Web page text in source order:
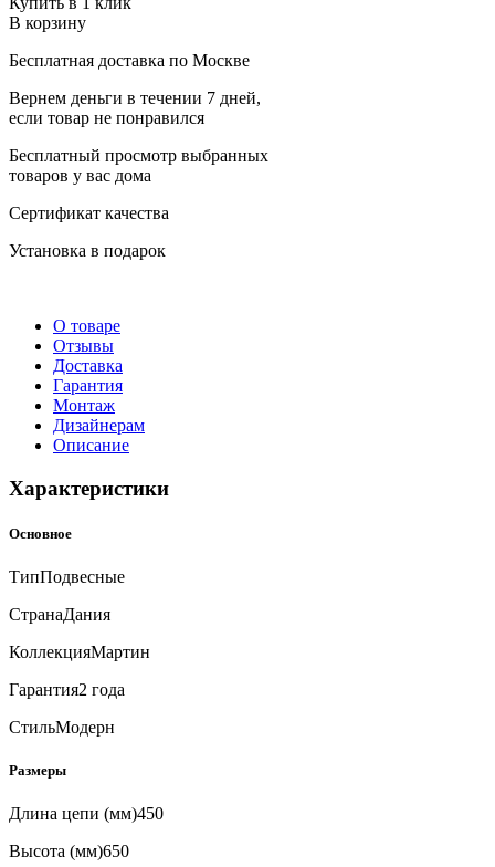
В корзину
Бесплатная доставка по Москве
Вернем деньги в течении 7 дней,
если товар не понравился
Бесплатный просмотр выбранных
товаров у вас дома
Сертификат качества
Установка в подарок
О товаре
Отзывы
Доставка
Гарантия
Монтаж
Дизайнерам
Описание
Характеристики
Основное
ТипПодвесные
СтранаДания
КоллекцияМартин
Гарантия2 года
СтильМодерн
Размеры
Длина цепи (мм)450
Высота (мм)650